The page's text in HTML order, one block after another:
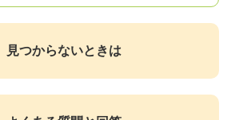
見つからないときは